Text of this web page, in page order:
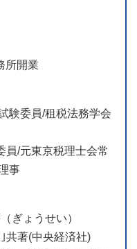
所開業
験委員/租税法務学会
員/元東京税理士会常
事
ぎょうせい）
共著(中央経済社)